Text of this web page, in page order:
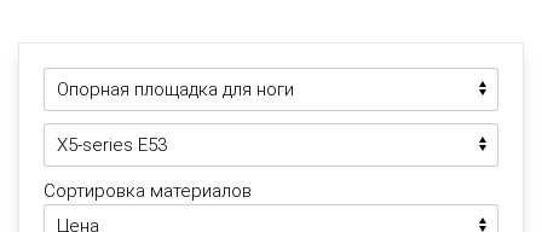
Сортировка материалов